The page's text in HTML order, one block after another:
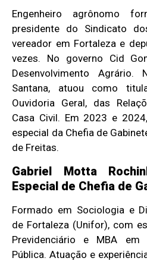
Engenheiro agrônomo
presidente do Sindicato
vereador em Fortaleza e
vezes. No governo Cid
Desenvolvimento
Santana, atuou como
Ouvidoria Geral, das
Casa Civil. Em 2023 e
especial da Chefia de
de Freitas.
Gabriel Motta
Especial de Chefia de
Formado em Sociologia e
de Fortaleza (Unifor), com
Previdenciário e MBA em
Pública. Atuação e